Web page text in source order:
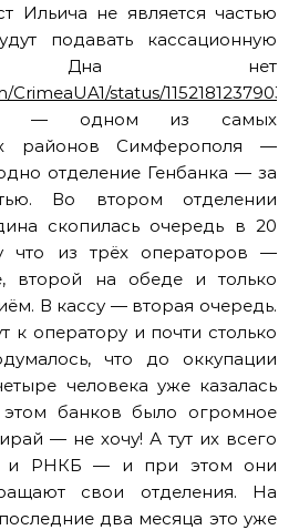
Ильича не является частью
подавать кассационную
Дна нет
status/
— одном из самых
районов Симферополя —
отделение Генбанка — за
Во втором отделении
скопилась очередь в 20
что из трёх операторов —
второй на обеде и только
В кассу — вторая очередь.
к оператору и почти столько
что до оккупации
человека уже казалась
банков было огромное
— не хочу! А тут их всего
и РНКБ — и при этом они
свои отделения. На
два месяца это уже